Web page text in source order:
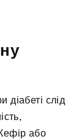
діабеті слід
Кефір або